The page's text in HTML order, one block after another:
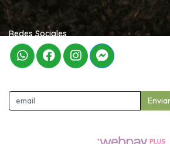
Redes Sociales